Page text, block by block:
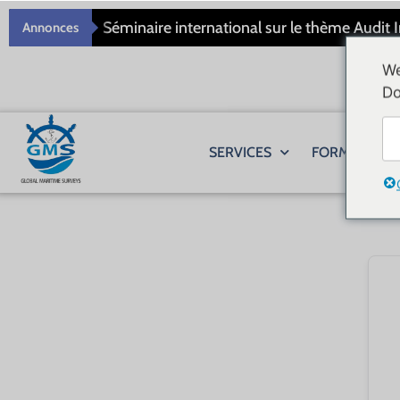
Annonces Séminaire international sur le thème Audit
SERVICES FORMATIONS